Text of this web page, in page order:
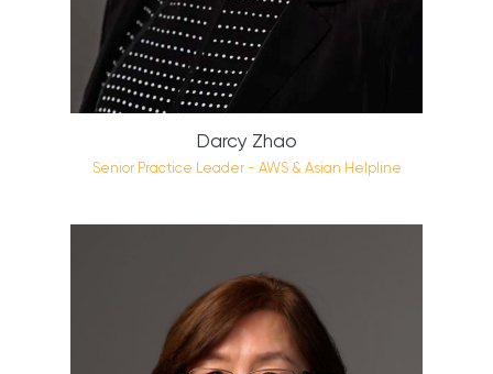
Darcy Zhao
Senior Practice Leader - AWS & Asian Helpline